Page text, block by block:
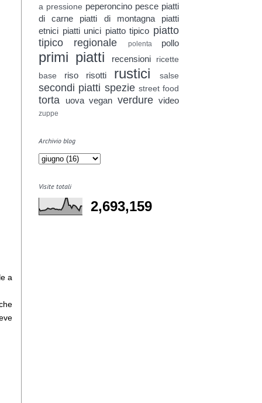
a
a pressione peperoncino pesce piatti
di carne
piatti di montagna
piatti
etnici piatti unici piatto tipico piatto
tipico regionale
polenta pollo
primi piatti recensioni
ricette
base
riso risotti rustici salse
secondi piatti spezie street food
torta uova vegan verdure video
zuppe
Archivio blog
Visite totali
2,693,159